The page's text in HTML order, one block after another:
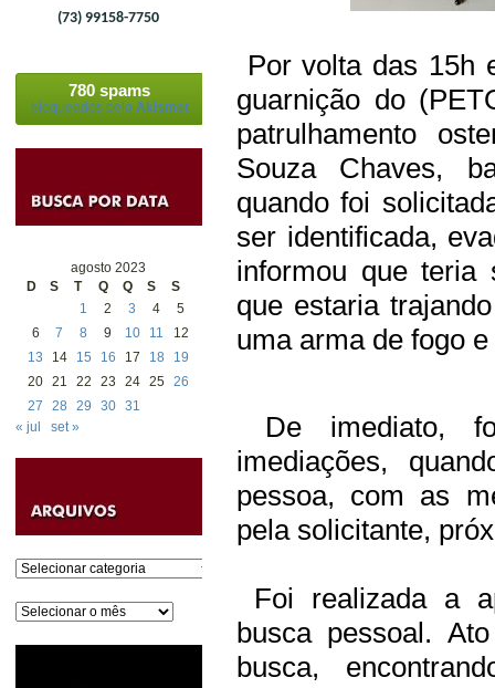
(73) 99158-7750
780 spams
bloqueados pelo Akismet
agosto 2023
D
S T Q Q S
S
1
2 3 4
5
6
7 8 9 10 11
12
13
14 15 16 17 18
19
20 21 22 23 24 25 26
27
28 29 30 31
« jul
set »
Categorias
Arquivos
Por volta das 15h
guarnição do
patrulhamento
Souza Chaves,
quando foi
ser identificada,
informou que teria
que estaria
uma arma de fogo
De imediato,
imediações,
pessoa, com as
pela solicitante,
Foi realizada a
busca pessoal.
busca,